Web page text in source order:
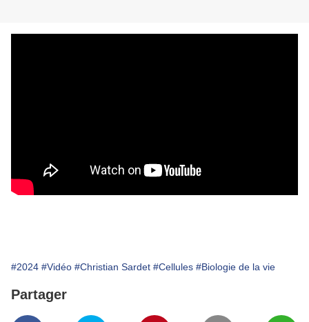
#2024 #Vidéo #Christian Sardet #Cellules #Biologie de la vie
Partager